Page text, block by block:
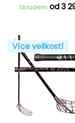
Skladem od 3
Více velikostí